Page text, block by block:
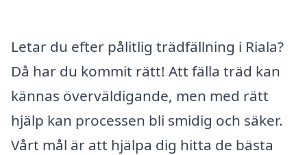
Letar du efter pålitlig trädfällning i Riala?
Då har du kommit rätt! Att fälla träd kan
kännas överväldigande, men med rätt
hjälp kan processen bli smidig och säker.
Vårt mål är att hjälpa dig hitta de bästa